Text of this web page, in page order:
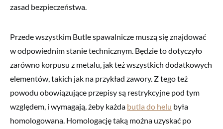
zasad bezpieczeństwa.
Przede wszystkim Butle spawalnicze muszą się znajdować
w odpowiednim stanie technicznym. Będzie to dotyczyło
zarówno korpusu z metalu, jak też wszystkich dodatkowych
elementów, takich jak na przykład zawory. Z tego też
powodu obowiązujące przepisy są restrykcyjne pod tym
względem, i wymagają, żeby każda butla do helu była
homologowana. Homologację taką można uzyskać po